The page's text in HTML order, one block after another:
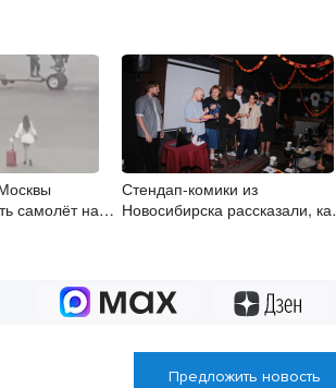
самолёт на
Стендап-комики из
Новосибирска рассказали, как
Предложить новость